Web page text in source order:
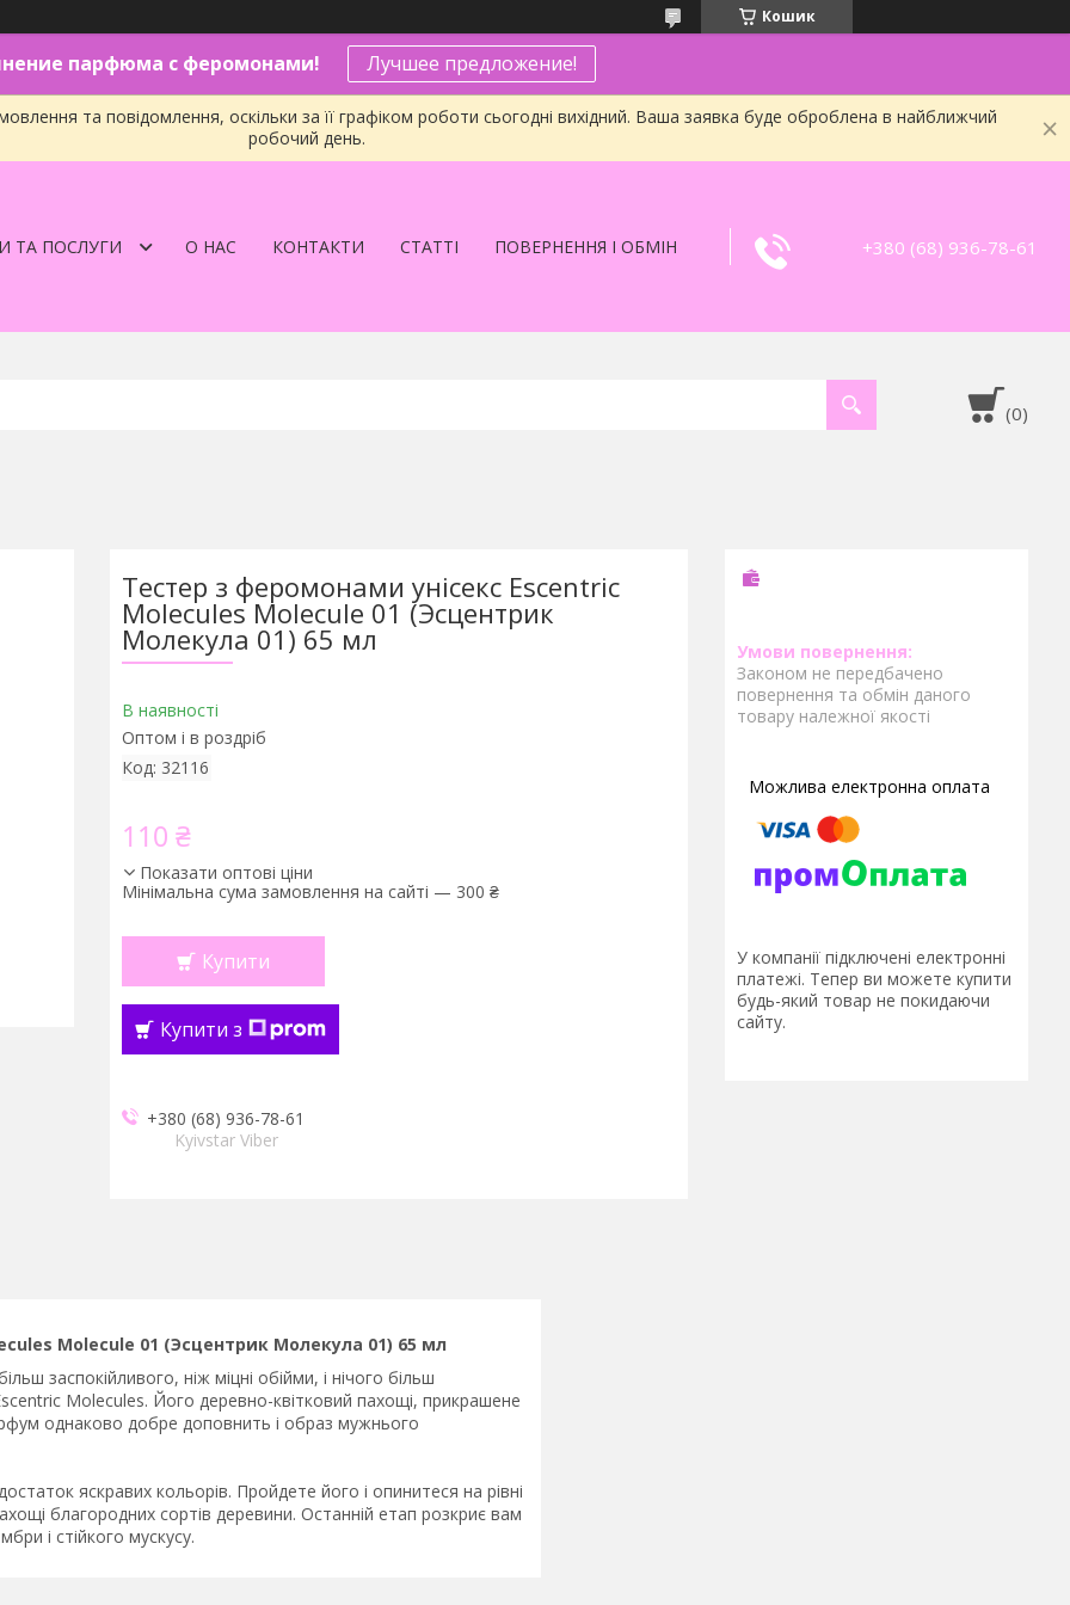
Кошик
парфюма с феромонами! Лучшее предложение!
та повідомлення, оскільки за її графіком роботи сьогодні вихідний. Ваша заявка буде оброблена в найближчий
робочий день.
ТА ПОСЛУГИ О НАС КОНТАКТИ СТАТТІ ПОВЕРНЕННЯ І ОБМІН +380 (68) 936-78-61
Тестер з феромонами унісекс Escentric
Molecules Molecule 01 (Эсцентрик
Молекула 01) 65 мл
В наявності
Оптом і в роздріб
Код: 32116
110 ₴
Показати оптові ціни
Мінімальна сума замовлення на сайті — 300 ₴
Купити
Купити з
+380 (68) 936-78-61
Kyivstar Viber
Законом не передбачено
повернення та обмін даного
товару належної якості
У компанії підключені електронні
платежі. Тепер ви можете купити
будь-який товар не покидаючи
сайту.
Molecule 01 (Эсцентрик Молекула 01) 65 мл
заспокійливого, ніж міцні обійми, і нічого більш
Molecules. Його деревно-квітковий пахощі, прикрашене
однаково добре доповнить і образ мужнього
яскравих кольорів. Пройдете його і опинитеся на рівні
благородних сортів деревини. Останній етап розкриє вам
і стійкого мускусу.